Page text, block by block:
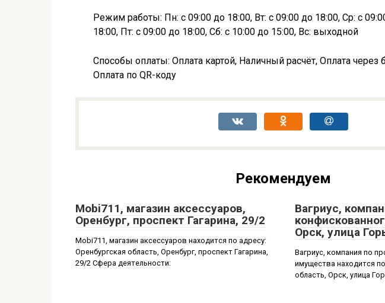
Режим работы: Пн: с 09:00 до 18:00, Вт: с 09:00 до 18:00, Ср: с
18:00, Пт: с 09:00 до 18:00, Сб: с 10:00 до 15:00, Вс: выходной
Способы оплаты: Оплата картой, Наличный расчёт, Оплата через
Оплата по QR-коду
Рекомендуем
Mobi711, магазин аксессуаров,
Оренбург, проспект Гагарина, 29/2
Mobi711, магазин аксессуаров находится по адресу:
Оренбургская область, Оренбург, проспект Гагарина,
29/2 Сфера деятельности:
Вагриус,
Орск, улица
Вагриус, компания по
имущества находится
область, Орск, улица